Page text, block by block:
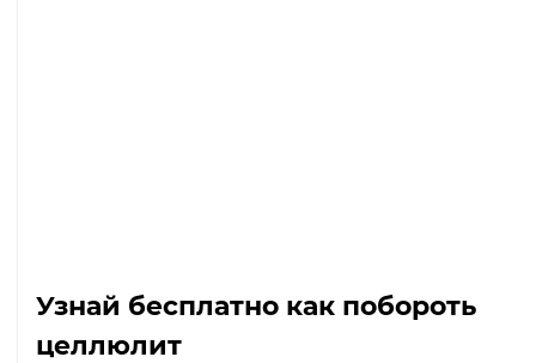
Узнай бесплатно как побороть
целлюлит